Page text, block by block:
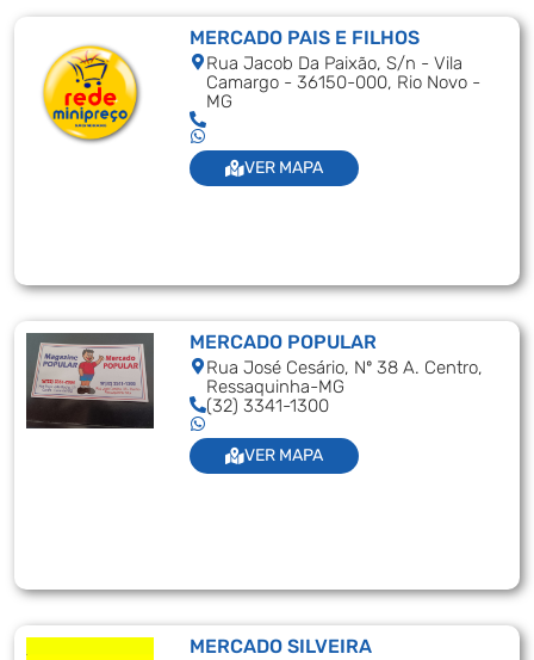
MERCADO PAIS E FILHOS
Rua Jacob Da Paixão, S/n - Vila
Camargo - 36150-000, Rio Novo -
MG
VER MAPA
MERCADO POPULAR
Rua José Cesário, Nº 38 A. Centro,
Ressaquinha-MG
(32) 3341-1300
VER MAPA
MERCADO SILVEIRA